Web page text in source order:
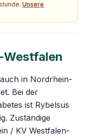
Unsere
Westfalen
in Nordrhein-
Bei der
ist Rybelsus
Zuständige
/ KV Westfalen-